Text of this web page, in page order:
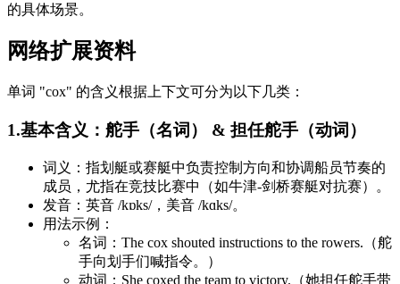
的具体场景。
网络扩展资料
单词 "cox" 的含义根据上下文可分为以下几类：
1.基本含义：舵手（名词） & 担任舵手（动词）
词义：指划艇或赛艇中负责控制方向和协调船员节奏的
成员，尤指在竞技比赛中（如牛津-剑桥赛艇对抗赛）。
发音：英音 /kɒks/，美音 /kɑks/。
用法示例：
名词：The cox shouted instructions to the rowers.（舵
手向划手们喊指令。）
动词：She coxed the team to victory.（她担任舵手带